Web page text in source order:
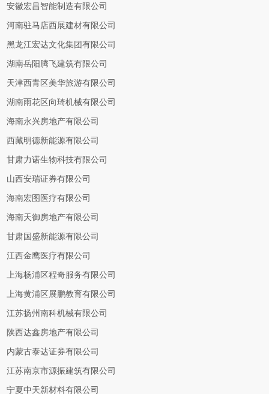
安徽宏昌智能制造有限公司
河南驻马店西展建材有限公司
黑龙江宏达文化集团有限公司
湖南岳阳腾飞建筑有限公司
天津西青区美华旅游有限公司
湖南雨花区向琦机械有限公司
海南永兴房地产有限公司
西藏明德新能源有限公司
甘肃力诺生物科技有限公司
山西安瑞证券有限公司
海南宏图医疗有限公司
海南天御房地产有限公司
甘肃国盛新能源有限公司
江西金鹰医疗有限公司
上海杨浦区程奇服务有限公司
上海黄浦区展鹏教育有限公司
江苏扬州南科机械有限公司
陕西达鑫房地产有限公司
内蒙古泰达证券有限公司
江苏南京市源振建筑有限公司
宁夏中天新材料有限公司